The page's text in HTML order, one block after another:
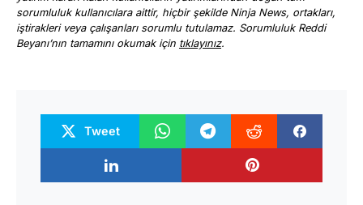
sorumluluk kullanıcılara aittir, hiçbir şekilde Ninja News, ortakları,
iştirakleri veya çalışanları sorumlu tutulamaz. Sorumluluk Reddi
Beyanı’nın tamamını okumak için tıklayınız.
Tweet